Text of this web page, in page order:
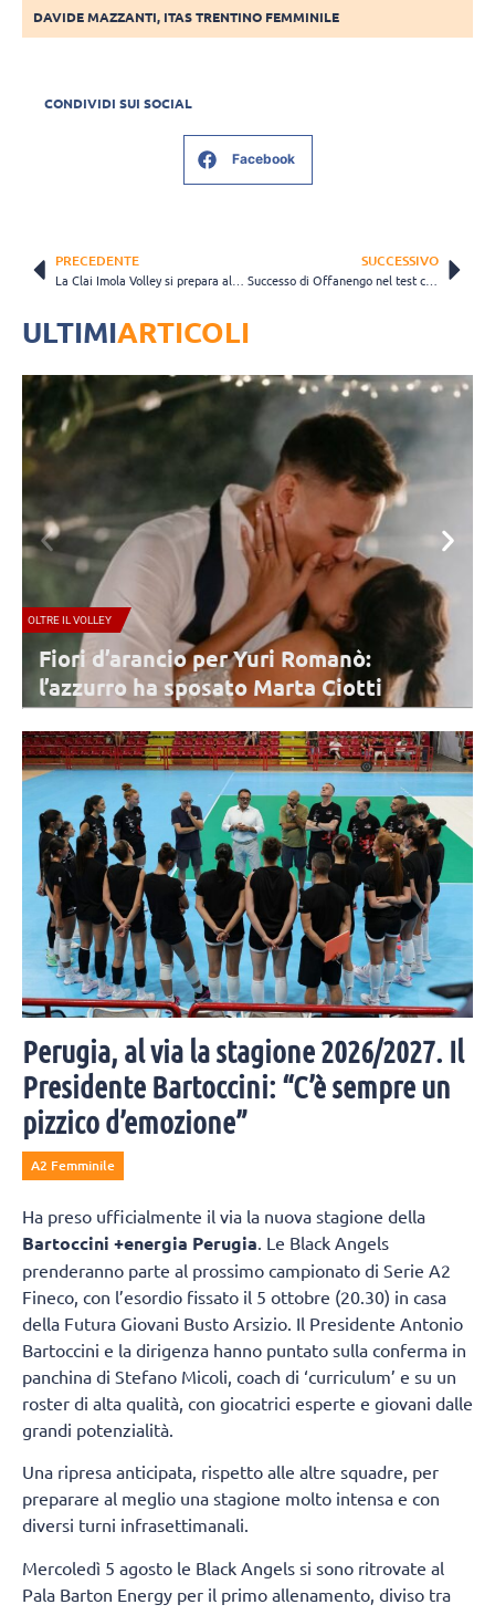
DAVIDE MAZZANTI, ITAS TRENTINO FEMMINILE
CONDIVIDI SUI SOCIAL
Facebook
PRECEDENTE SUCCESSIVO
Successo di Offanengo nel test contro Crema, Collina: “Partiamo da una bella base tecnica”
ULTIMIARTICOLI
OLTRE IL VOLLEY
Fiori d’arancio per Yuri Romanò:
l’azzurro ha sposato Marta Ciotti
volta con Marta Ciotti. Moltissimi i colleghi e amici invitati alla
cerimonia.
Perugia, al via la stagione 2026/2027. Il
Presidente Bartoccini: “C’è sempre un
pizzico d’emozione”
A2 Femminile
Ha preso ufficialmente il via la nuova stagione della
Bartoccini +energia Perugia. Le Black Angels
prenderanno parte al prossimo campionato di Serie A2
Fineco, con l’esordio fissato il 5 ottobre (20.30) in casa
della Futura Giovani Busto Arsizio. Il Presidente Antonio
Bartoccini e la dirigenza hanno puntato sulla conferma in
panchina di Stefano Micoli, coach di ‘curriculum’ e su un
roster di alta qualità, con giocatrici esperte e giovani dalle
grandi potenzialità.
Una ripresa anticipata, rispetto alle altre squadre, per
preparare al meglio una stagione molto intensa e con
diversi turni infrasettimanali.
Mercoledì 5 agosto le Black Angels si sono ritrovate al
Pala Barton Energy per il primo allenamento, diviso tra